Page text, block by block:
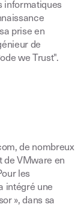
informatiques
prise en
de
we Trust".
de nombreux
de VMware en
les
intégré une
», dans sa